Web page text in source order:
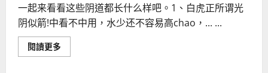
一起来看看这些阴道都长什么样吧。1、白虎正所谓光
阴似箭!中看不中用，水少还不容易高chao，... ...
閱讀更多
more